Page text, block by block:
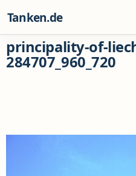
Tanken.de
principality-of-
284707_960_720